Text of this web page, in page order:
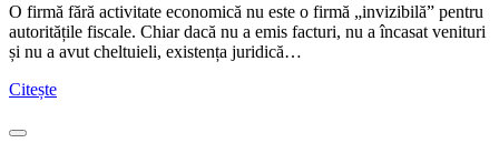
O firmă fără activitate economică nu este o firmă „invizibilă” pentru
autoritățile fiscale. Chiar dacă nu a emis facturi, nu a încasat venituri
și nu a avut cheltuieli, existența juridică…
Citește